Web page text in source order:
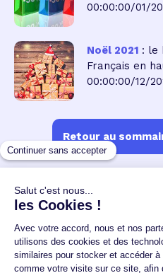
00:00:00/01/
Noël 2021 : le
Français en
00:00:00/12/
Retour au
Un crédit vous engage
Vérifiez vos capacités de
vous